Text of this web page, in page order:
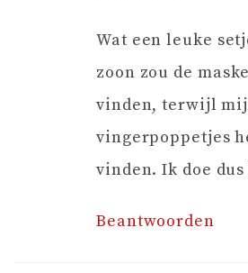
Wat een leuke
zoon zou de
vinden, terwijl
vingerpoppetjes
vinden. Ik doe
Beantwoorden